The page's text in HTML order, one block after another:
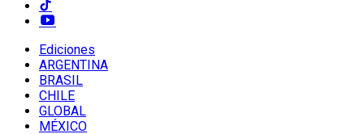
Ediciones
ARGENTINA
BRASIL
CHILE
GLOBAL
MÉXICO